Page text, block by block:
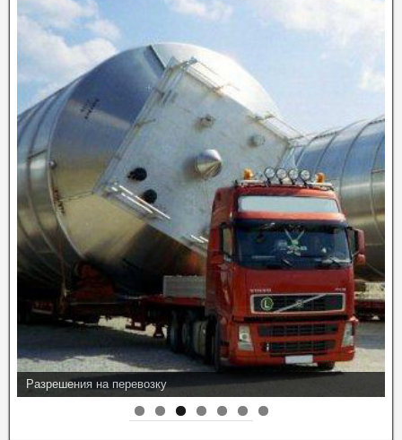
Разрешения на перевозку